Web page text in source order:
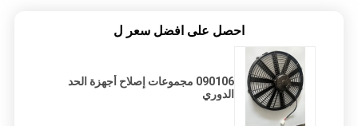
احصل على افضل سعر ل
090106 مجموعات إصلاح أجهزة الحد
الدوري